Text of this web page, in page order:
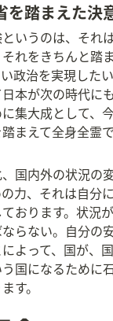
を踏まえた決
いうのは、それ
れをきちんと踏
政治を実現した
本が次の時代に
集大成として、
まえて全身全霊
国内外の状況の
力、それは自分
おります。状況
らない。自分の
よって、国が、
国になるために
す。